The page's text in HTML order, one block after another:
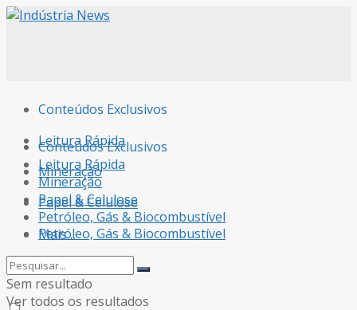
Conteúdos Exclusivos
Leitura Rápida
Mineração
Papel & Celulose
Petróleo, Gás & Biocombustível
Mais…
Conteúdos Exclusivos
Leitura Rápida
Mineração
Papel & Celulose
Petróleo, Gás & Biocombustível
Mais…
Sem resultado
Ver todos os resultados